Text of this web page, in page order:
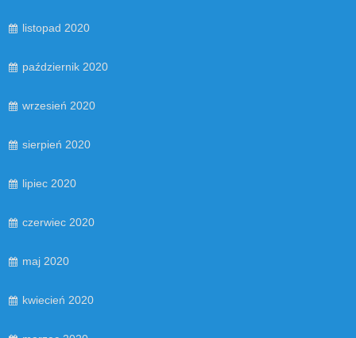
listopad 2020
październik 2020
wrzesień 2020
sierpień 2020
lipiec 2020
czerwiec 2020
maj 2020
kwiecień 2020